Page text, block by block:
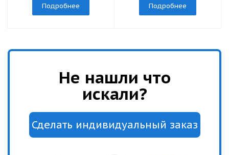
Подробнее Подробнее
Не нашли что
искали?